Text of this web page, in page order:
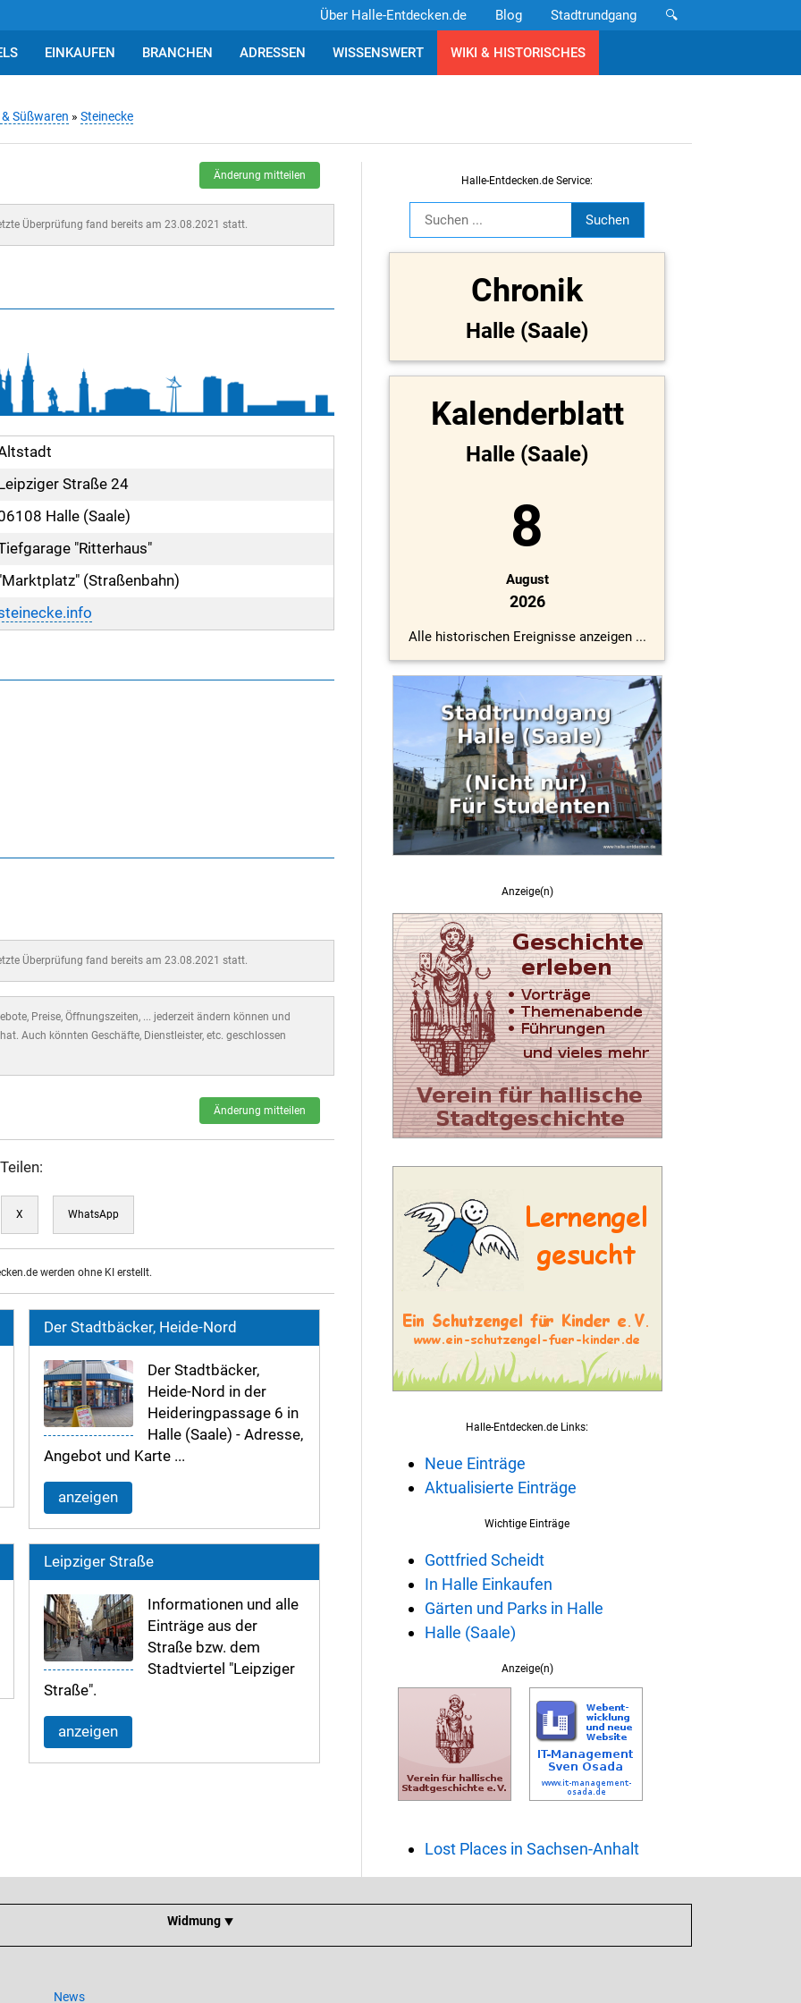
🔍
Stadtrundgang
Blog
Über Halle-Entdecken.de
EINKAUFEN BRANCHEN ADRESSEN WISSENSWERT WIKI & HISTORISCHES
Süßwaren » Steinecke
Änderung mitteilen
Überprüfung fand bereits am 23.08.2021 statt.
Straße 24
Halle (Saale)
"Ritterhaus"
(Straßenbahn)
Überprüfung fand bereits am 23.08.2021 statt.
Preise, Öffnungszeiten, ... jederzeit ändern können und
Auch könnten Geschäfte, Dienstleister, etc. geschlossen
Änderung mitteilen
Teilen:
X WhatsApp
werden ohne KI erstellt.
Der Stadtbäcker, Heide-Nord
Der Stadtbäcker,
Heide-Nord in der
Heideringpassage 6 in
Halle (Saale) - Adresse,
Angebot und Karte ...
anzeigen
Leipziger Straße
Informationen und alle
Einträge aus der
Straße bzw. dem
Stadtviertel "Leipziger
Straße".
anzeigen
Halle-Entdecken.de Service:
Chronik
Halle (Saale)
Kalenderblatt
Halle (Saale)
8
August
2026
Alle historischen Ereignisse anzeigen ...
Anzeige(n)
Halle-Entdecken.de Links:
Neue Einträge
Aktualisierte Einträge
Wichtige Einträge
Gottfried Scheidt
In Halle Einkaufen
Gärten und Parks in Halle
Halle (Saale)
Anzeige(n)
Lost Places in Sachsen-Anhalt
Widmung ⯆
News